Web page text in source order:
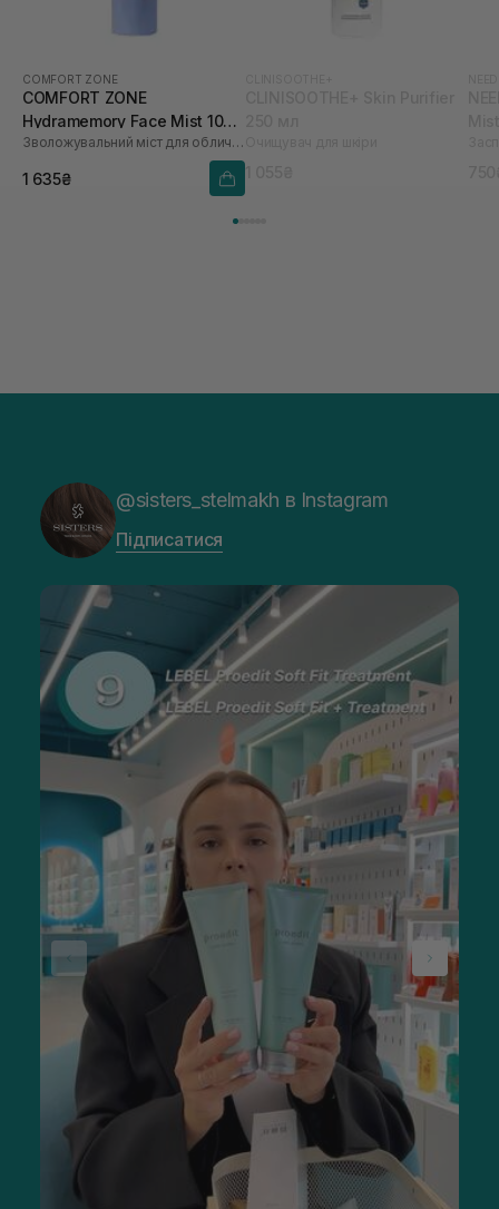
COMFORT ZONE
COMFORT ZONE
Hydramemory Face Mist 100
мл
Зволожувальний міст для обличчя
1 635₴
@sisters_stelmakh в Instagram
Підписатися